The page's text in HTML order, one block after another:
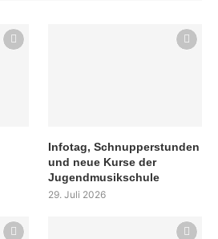
Infotag, Schnupperstunden
und neue Kurse der
Jugendmusikschule
29. Juli 2026